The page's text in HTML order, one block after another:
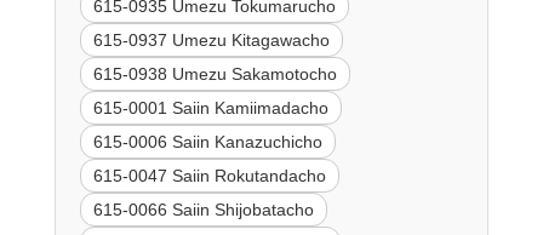
615-0935 Umezu Tokumarucho
615-0937 Umezu Kitagawacho
615-0938 Umezu Sakamotocho
615-0001 Saiin Kamiimadacho
615-0006 Saiin Kanazuchicho
615-0047 Saiin Rokutandacho
615-0066 Saiin Shijobatacho